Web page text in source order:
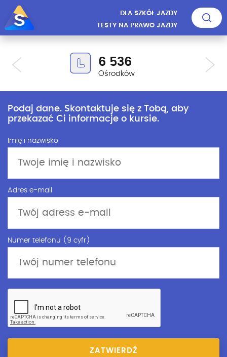
DLA SZKÓŁ JAZDY
TESTY NA PRAWO JAZDY
6 536
Ośrodków
Podaj dane. Skontaktuje się z Tobą, aby
przekazać Ci informacje o kursie.
Imię i nazwisko
Adres e-mail
Numer telefonu (9 cyfr)
ZATWIERDŹ